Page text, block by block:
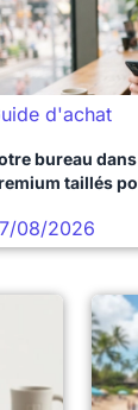
d'achat
bureau
taillés
08/2026